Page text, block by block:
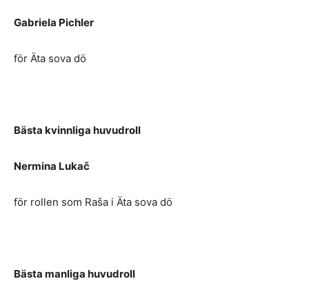
Gabriela Pichler
för Äta sova dö
Bästa kvinnliga huvudroll
Nermina Lukač
för rollen som Raša i Äta sova dö
Bästa manliga huvudroll